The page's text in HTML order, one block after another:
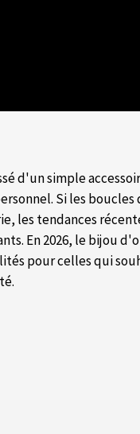
d'un simple
Si les
les tendances
En 2026, le bijou
pour celles qui